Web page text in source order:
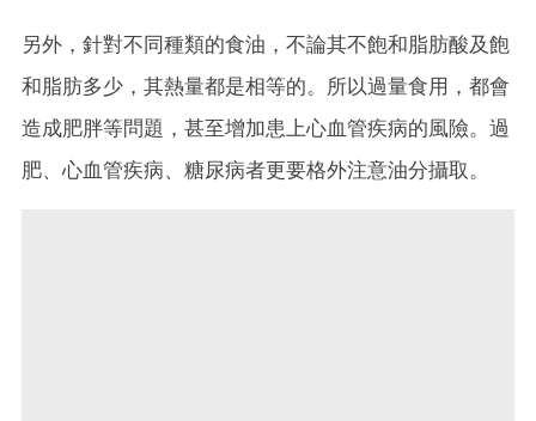
另外，針對不同種類的食油，不論其不飽和脂肪酸及飽
和脂肪多少，其熱量都是相等的。所以過量食用，都會
造成肥胖等問題，甚至增加患上心血管疾病的風險。過
肥、心血管疾病、糖尿病者更要格外注意油分攝取。